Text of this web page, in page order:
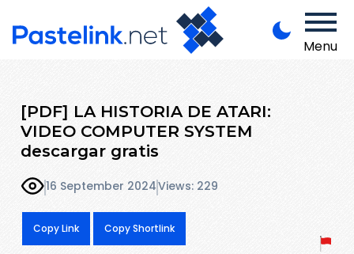
Menu
[PDF] LA HISTORIA DE ATARI:
VIDEO COMPUTER SYSTEM
descargar gratis
16 September 2024Views: 229
Copy Link Copy Shortlink